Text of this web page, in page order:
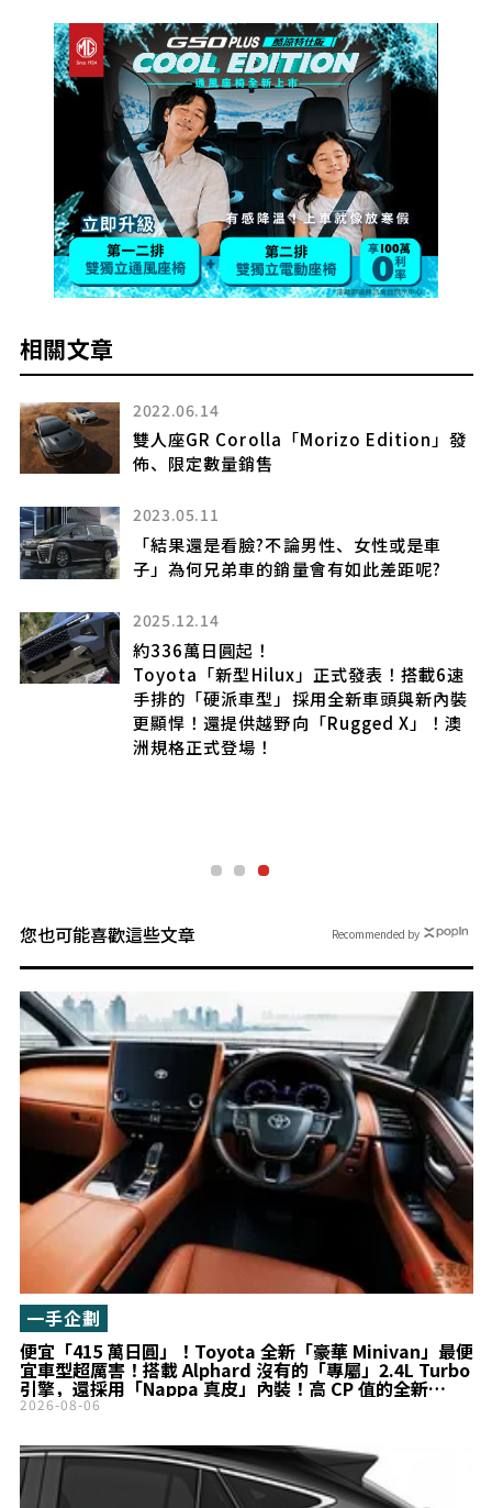
相關文章
2022.06.14
雙人座GR Corolla「Morizo​​ Edition」發
佈、限定數量銷售
2023.05.11
「結果還是看臉?不論男性、女性或是車
子」為何兄弟車的銷量會有如此差距呢?
2025.12.14
約336萬日圓起！
Toyota「新型Hilux」正式發表！搭載6速
手排的「硬派車型」採用全新車頭與新內裝
更顯悍！還提供越野向「Rugged X」！澳
洲規格正式登場！
您也可能喜歡這些文章
便宜「415 萬日圓」！Toyota 全新「豪華 Minivan」最便
宜車型超厲害！搭載 Alphard 沒有的「專屬」2.4L Turbo
引擎，還採用「Nappa 真皮」內裝！高 CP 值的全新
Vellfire Z Premier 究竟有什麼魅力？
一手企劃
2026-08-06
Recommended by